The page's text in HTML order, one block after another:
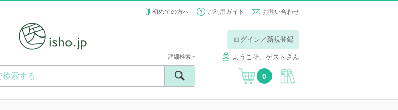
初めての方へ ご利用ガイド お問い合わせ
ログイン／新規登録
ようこそ、ゲストさん
詳細検索
0